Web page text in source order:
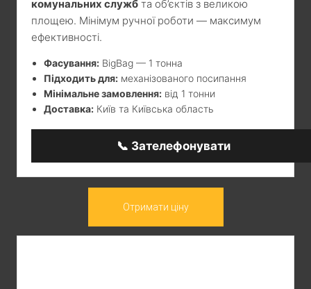
комунальних служб та об’єктів з великою
площею. Мінімум ручної роботи — максимум
ефективності.
Фасування: BigBag — 1 тонна
Підходить для: механізованого посипання
Мінімальне замовлення: від 1 тонни
Доставка: Київ та Київська область
📞 Зателефонувати
Отримати ціну